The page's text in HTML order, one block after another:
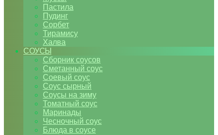
Пастила
Пудинг
Сорбет
Тирамису
Халва
СОУСЫ
Сборник соусов
Сметанный соус
Соевый соус
Соус сырный
Соусы на зиму
Томатный соус
Маринады
Чесночный соус
Блюда в соусе